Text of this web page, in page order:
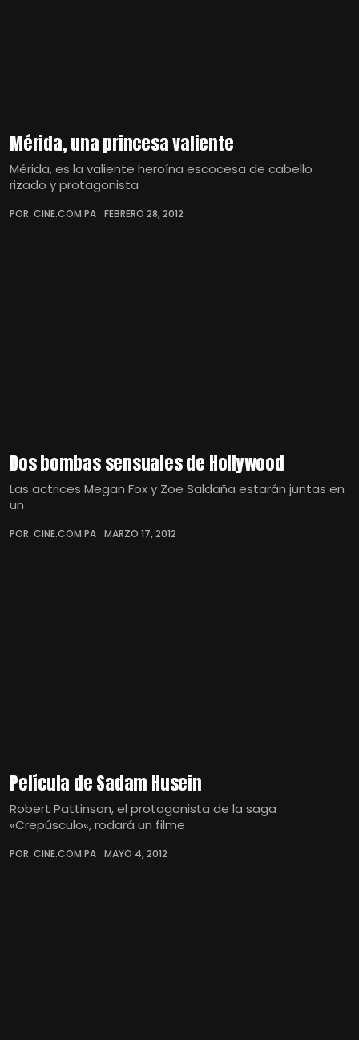
Mérida, una princesa valiente
Mérida, es la valiente heroína escocesa de cabello
rizado y protagonista
POR: CINE.COM.PA FEBRERO 28, 2012
Dos bombas sensuales de Hollywood
Las actrices Megan Fox y Zoe Saldaña estarán juntas en
un
POR: CINE.COM.PA MARZO 17, 2012
Película de Sadam Husein
Robert Pattinson, el protagonista de la saga
«Crepúsculo«, rodará un filme
POR: CINE.COM.PA MAYO 4, 2012